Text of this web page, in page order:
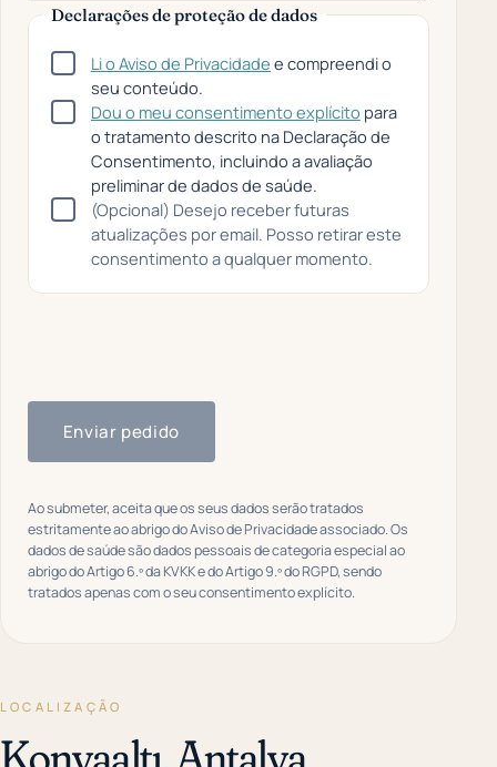
Declarações de proteção de dados
Li o Aviso de Privacidade e compreendi o
seu conteúdo.
Dou o meu consentimento explícito para
o tratamento descrito na Declaração de
Consentimento, incluindo a avaliação
preliminar de dados de saúde.
(Opcional) Desejo receber futuras
atualizações por email. Posso retirar este
consentimento a qualquer momento.
Enviar pedido
Ao submeter, aceita que os seus dados serão tratados
estritamente ao abrigo do Aviso de Privacidade associado. Os
dados de saúde são dados pessoais de categoria especial ao
abrigo do Artigo 6.º da KVKK e do Artigo 9.º do RGPD, sendo
tratados apenas com o seu consentimento explícito.
LOCALIZAÇÃO